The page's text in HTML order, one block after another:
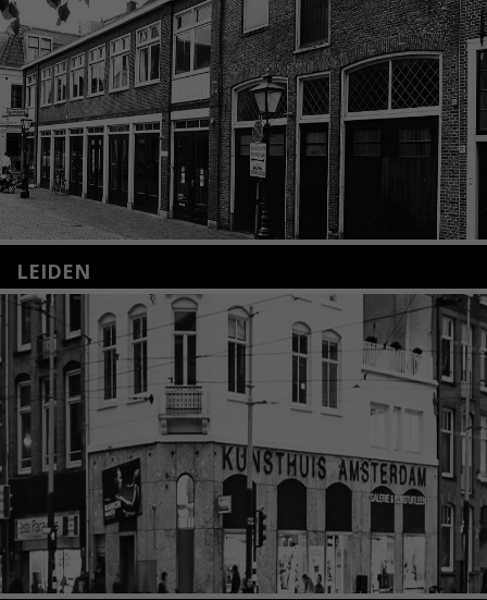
LEIDEN
Nieuwstraat 35
2312 KA Leiden
+31(0)71 – 52 84 480
info@kunsthuisleiden.nl
Lees meer